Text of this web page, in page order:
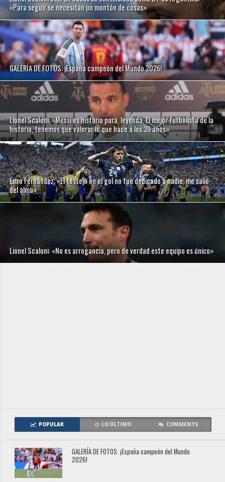
«Para seguir se necesitan un montón de cosas»
GALERÍA DE FOTOS: ¡España campeón del Mundo 2026!
Lionel Scaloni: «Messi es historia pura, leyenda. El mejor futbolista de la
historia, tenemos que valorar lo que hace a los 39 años»
Enzo Fernández: «El festejo en el gol no fue dedicado a nadie, me salió
del alma»
Lionel Scaloni: «No es arrogancia, pero de verdad este equipo es único»
POPULAR LO ÚLTIMO COMMENTS
GALERÍA DE FOTOS: ¡España campeón del Mundo
2026!